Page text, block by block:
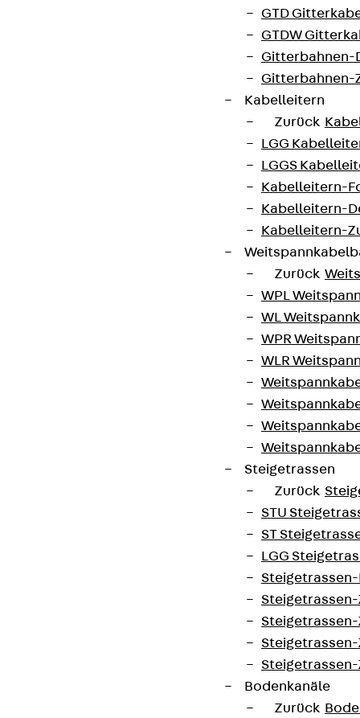
GTD
GTDW
Gitterbahnen-
Gitterbahnen-
Kabelleitern
Zurück
LGG
LGGS
Kabelleitern-
Kabelleitern-
Kabelleitern-
Zurück
WPL
WL
WPR
WLR
Steigetrassen
Zurück
STU
ST
LGG
Steigetrassen-
Steigetrassen-
Steigetrassen-
Steigetrassen-
Bodenkanäle
Zurück